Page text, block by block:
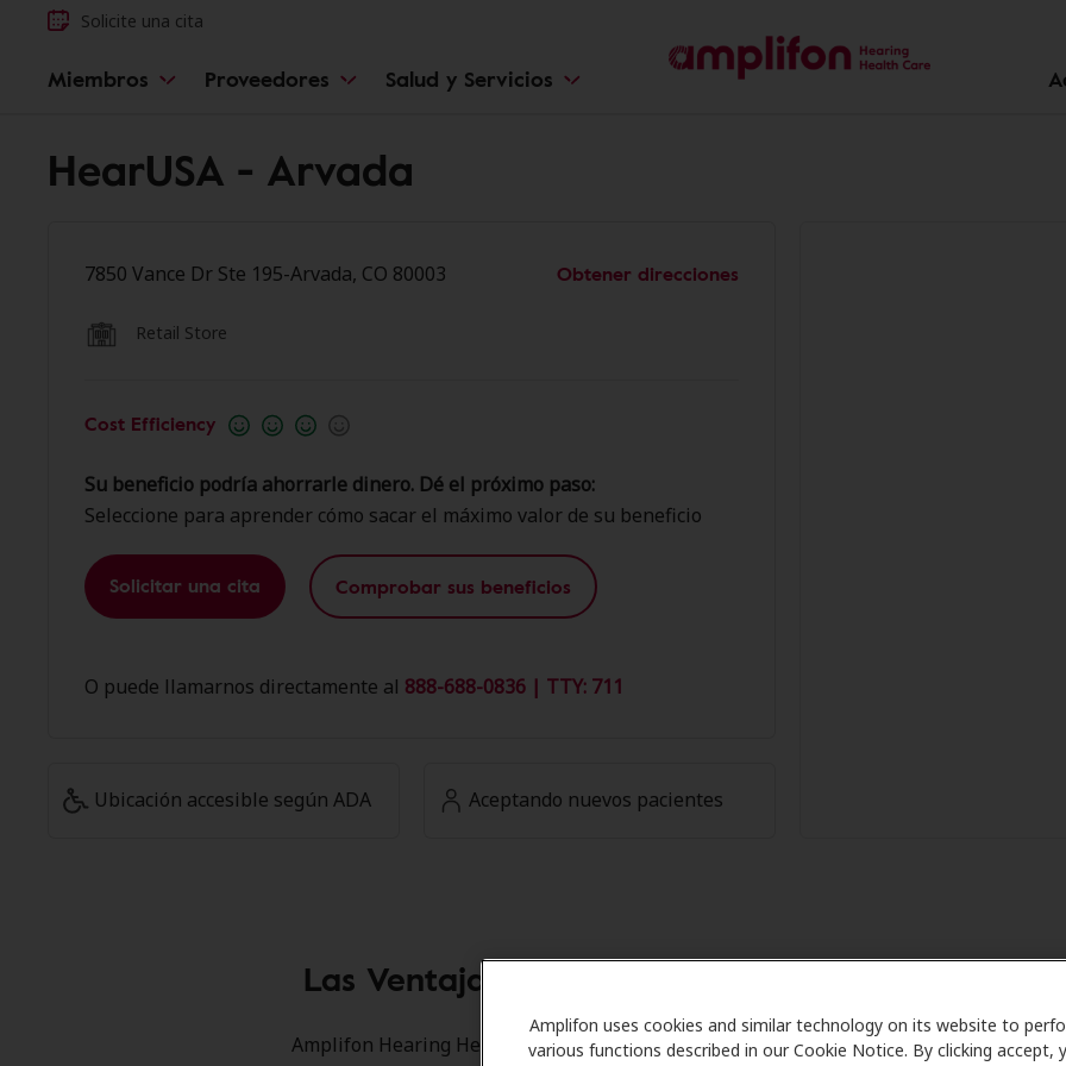
Amplifon uses cookies and similar technology on its website to
various functions described in our Cookie Notice. By clicking accept,
Solicite una cita
Miembros Proveedores Salud y Servicios
HearUSA - Arvada
7850 Vance Dr Ste 195-Arvada, CO 80003 Obtener direcciones
Retail Store
Cost Efficiency
Su beneficio podría ahorrarle dinero. Dé el próximo paso:
Seleccione para aprender cómo sacar el máximo valor de su beneficio
Solicitar una cita Comprobar sus beneficios
O puede llamarnos directamente al 888-688-0836 | TTY: 711
Ubicación accesible según ADA Aceptando nuevos pacientes
Las Ventajas de los Miembros de Amplifon en
Amplifon Hearing Health Care se asocia con muchos planes de beneficios y clínicas